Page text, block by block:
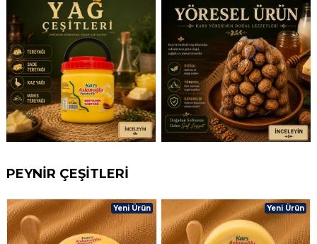
PEYNİR ÇEŞİTLERİ
Yeni Ürün Yeni Ürün